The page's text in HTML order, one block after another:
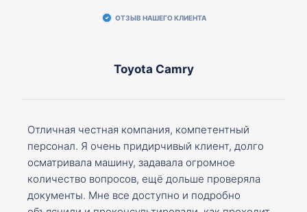
ОТЗЫВ НАШЕГО КЛИЕНТА
Toyota Camry
Отличная честная компания, компетентный
персонал. Я очень придирчивый клиент, долго
осматривала машину, задавала огромное
количество вопросов, ещё дольше проверяла
документы. Мне все доступно и подробно